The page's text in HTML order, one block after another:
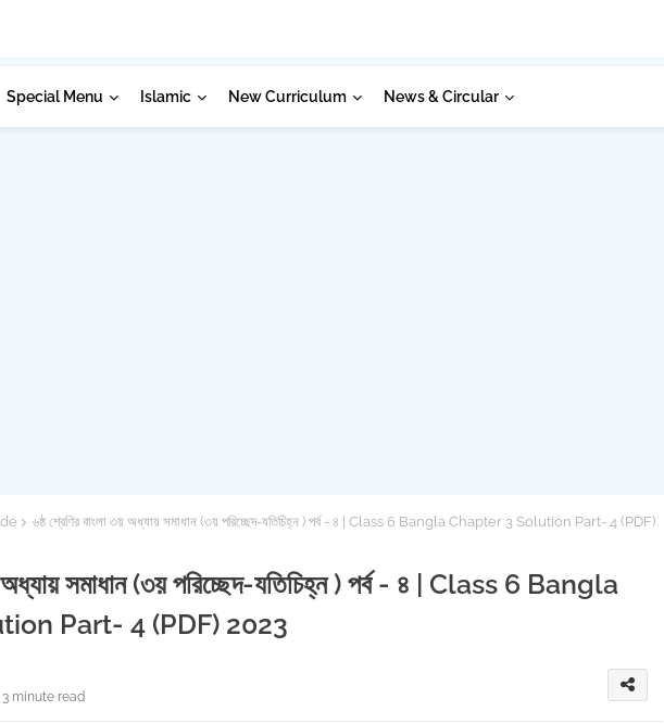
Special Menu Islamic New Curriculum News & Circular
৬ষ্ঠ শ্রেণির বাংলা ৩য় অধ্যায় সমাধান (৩য় পরিচ্ছেদ-যতিচিহ্ন ) পর্ব - ৪ | Class 6 Bangla Chapter 3 Solution Part- 4 (PDF)
অধ্যায় সমাধান (৩য় পরিচ্ছেদ-যতিচিহ্ন ) পর্ব - ৪ | Class 6 Bangla
Part- 4 (PDF) 2023
3 minute read